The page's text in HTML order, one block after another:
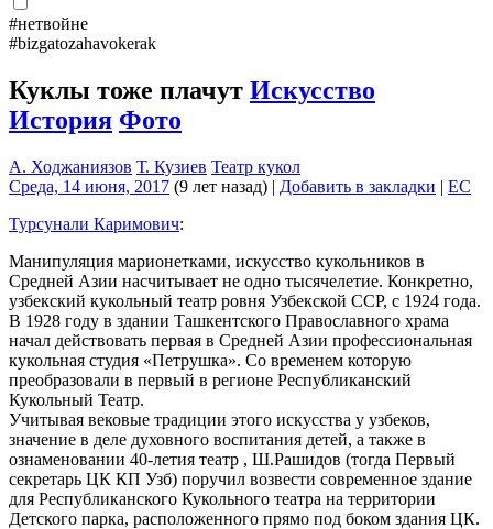
#нетвойне
#bizgatozahavokerak
Куклы тоже плачут Искусство
История Фото
А. Ходжаниязов Т. Кузиев Театр кукол
Среда, 14 июня, 2017 (9 лет назад) | Добавить в закладки | EC
Турсунали Каримович:
Манипуляция марионетками, искусство кукольников в
Средней Азии насчитывает не одно тысячелетие. Конкретно,
узбекский кукольный театр ровня Узбекской ССР, с 1924 года.
В 1928 году в здании Ташкентского Православного храма
начал действовать первая в Средней Азии профессиональная
кукольная студия «Петрушка». Со временем которую
преобразовали в первый в регионе Республиканский
Кукольный Театр.
Учитывая вековые традиции этого искусства у узбеков,
значение в деле духовного воспитания детей, а также в
ознаменовании 40-летия театр , Ш.Рашидов (тогда Первый
секретарь ЦК КП Узб) поручил возвести современное здание
для Республиканского Кукольного театра на территории
Детского парка, расположенного прямо под боком здания ЦК.